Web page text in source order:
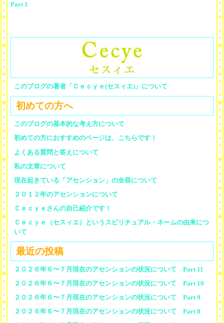
Part 1
このブログの著者「Ｃｅｃｙｅ(セスィエ)」について
初めての方へ
このブログの基本的な考え方について
初めての方におすすめのページは、こちらです！
よくある質問と答えについて
私の文章について
現在起きている「アセンション」の全容について
２０１２年のアセンションについて
Ｃｅｃｙｅさんの自己紹介です！
Ｃｅｃｙｅ（セスィエ）というスピリチュアル・ネームの由来につ
いて
最近の投稿
２０２６年６〜７月現在のアセンションの状況について Part 11
２０２６年６〜７月現在のアセンションの状況について Part 10
２０２６年６〜７月現在のアセンションの状況について Part 9
２０２６年６〜７月現在のアセンションの状況について Part 8